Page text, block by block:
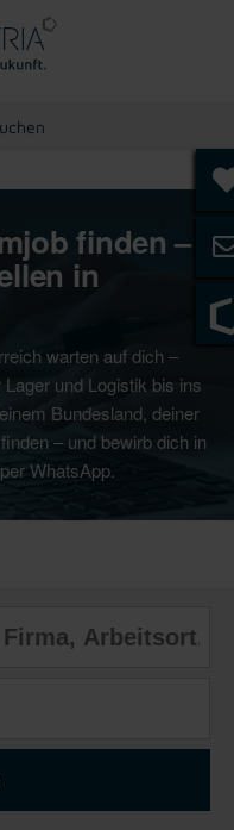
finden –
in
warten auf dich –
und Logistik bis ins
Bundesland, deiner
– und bewirb dich in
WhatsApp.